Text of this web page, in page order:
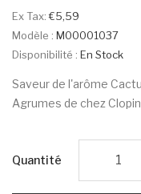
Ex Tax:€5,59
Modèle : M00001037
Disponibilité : En Stock
Saveur de l'arôme
Agrumes de chez
Quantité